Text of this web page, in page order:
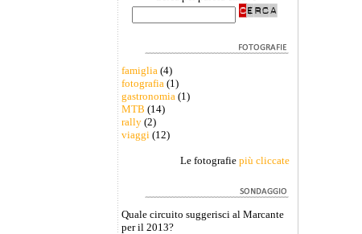
famiglia (4)
fotografia (1)
gastronomia (1)
MTB (14)
rally(2)
viaggi (12)
Le fotografie più cliccate
Quale circuito suggerisci al Marcante
per il 2013?